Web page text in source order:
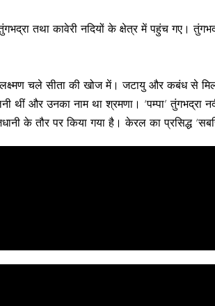
तथा कावेरी नदियों के क्षेत्र में पहुंच गए।
चले सीता की खोज में। जटायु और कबंध से
और उनका नाम था श्रमणा। ‘पम्पा’ तुंगभद्रा
के तौर पर किया गया है। केरल का प्रसिद्ध